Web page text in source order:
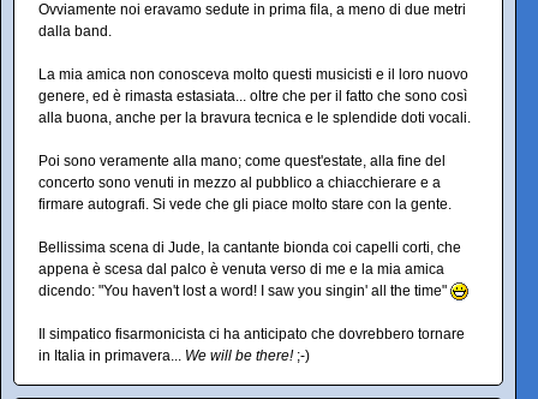
Ovviamente noi eravamo sedute in prima fila, a meno di due metri
dalla band.
La mia amica non conosceva molto questi musicisti e il loro nuovo
genere, ed è rimasta estasiata... oltre che per il fatto che sono così
alla buona, anche per la bravura tecnica e le splendide doti vocali.
Poi sono veramente alla mano; come quest'estate, alla fine del
concerto sono venuti in mezzo al pubblico a chiacchierare e a
firmare autografi. Si vede che gli piace molto stare con la gente.
Bellissima scena di Jude, la cantante bionda coi capelli corti, che
appena è scesa dal palco è venuta verso di me e la mia amica
dicendo: "You haven't lost a word! I saw you singin' all the time"
Il simpatico fisarmonicista ci ha anticipato che dovrebbero tornare
in Italia in primavera... We will be there!;-)